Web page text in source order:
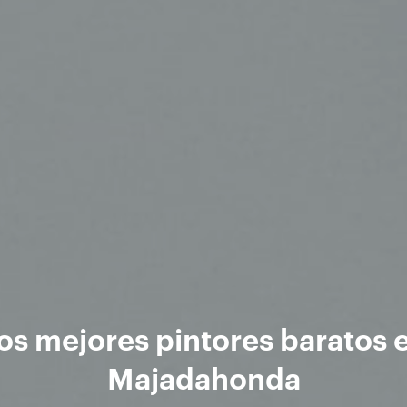
mejores pintores baratos
Majadahonda